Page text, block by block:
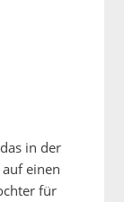
in der
einen
für